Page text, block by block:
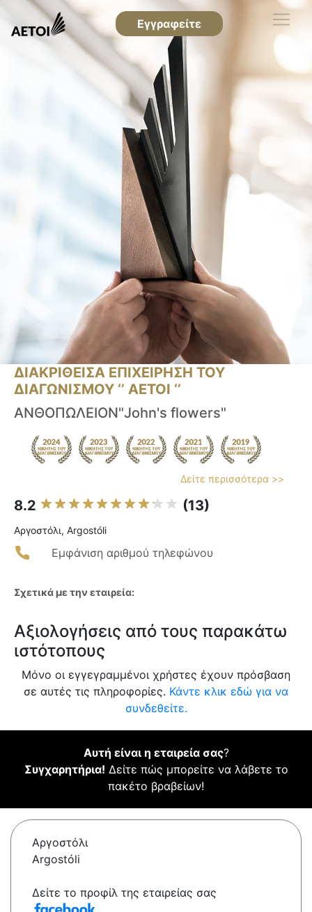
Εγγραφείτε
ΔΙΑΚΡΙΘΕΙΣΑ ΕΠΙΧΕΙΡΗΣΗ ΤΟΥ
ΔΙΑΓΩΝΙΣΜΟΥ ‘’ ΑΕΤΟΙ ‘’
ΑΝΘΟΠΩΛΕΙΟΝ"John's flowers"
Δείτε περισσότερα >>
8.2 (13)
Αργοστόλι, Argostóli
Εμφάνιση αριθμού τηλεφώνου
Σχετικά με την εταιρεία:
Αξιολογήσεις από τους παρακάτω
ιστότοπους
Μόνο οι εγγεγραμμένοι χρήστες έχουν πρόσβαση
σε αυτές τις πληροφορίες. Κάντε κλικ εδώ για να
συνδεθείτε.
Αυτή είναι η εταιρεία σας?
Συγχαρητήρια! Δείτε πώς μπορείτε να λάβετε το
πακέτο βραβείων!
Αργοστόλι
Argostóli
Δείτε το προφίλ της εταιρείας σας